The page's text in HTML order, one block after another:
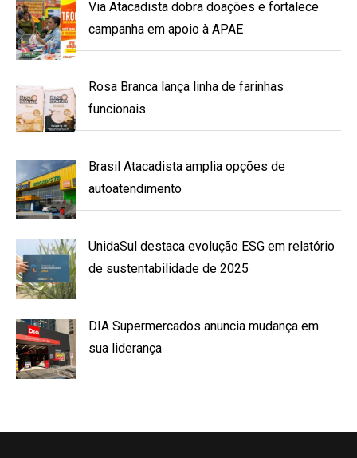
Via Atacadista dobra doações e fortalece
campanha em apoio à APAE
Rosa Branca lança linha de farinhas
funcionais
Brasil Atacadista amplia opções de
autoatendimento
UnidaSul destaca evolução ESG em relatório
de sustentabilidade de 2025
DIA Supermercados anuncia mudança em
sua liderança